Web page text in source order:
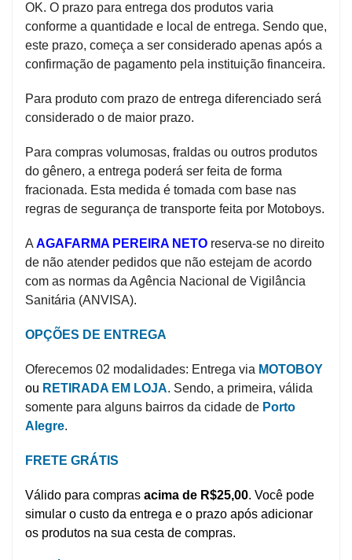
Mamãe
Bebê
Beleza
Proteção
Cuidado
Adulto
Dermocosméticos
Dieta
Suplemento
Higiene
Saúde
Bem-
Estar
Aparelhos
Monitores
Primeiros
OK. O prazo para entrega dos produtos varia
conforme a quantidade e local de entrega. Sendo que,
este prazo, começa a ser considerado apenas após a
confirmação de pagamento pela instituição financeira.
Para produto com prazo de entrega diferenciado será
considerado o de maior prazo.
Para compras volumosas, fraldas ou outros produtos
do gênero, a entrega poderá ser feita de forma
fracionada. Esta medida é tomada com base nas
regras de segurança de transporte feita por Motoboys.
A AGAFARMA PEREIRA NETO reserva-se no direito
de não atender pedidos que não estejam de acordo
com as normas da Agência Nacional de Vigilância
Sanitária (ANVISA).
OPÇÕES DE ENTREGA
Oferecemos 02 modalidades: Entrega via MOTOBOY
ou RETIRADA EM LOJA. Sendo, a primeira, válida
somente para alguns bairros da cidade de Porto
Alegre.
FRETE GRÁTIS
Válido para compras acima de R$25,00. Você pode
simular o custo da entrega e o prazo após adicionar
os produtos na sua cesta de compras.